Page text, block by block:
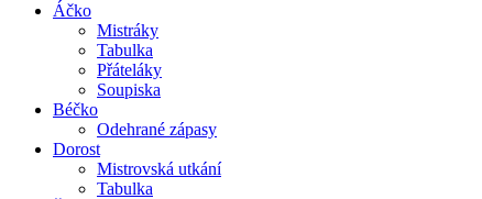
Áčko
Mistráky
Tabulka
Přáteláky
Soupiska
Béčko
Odehrané zápasy
Dorost
Mistrovská utkání
Tabulka